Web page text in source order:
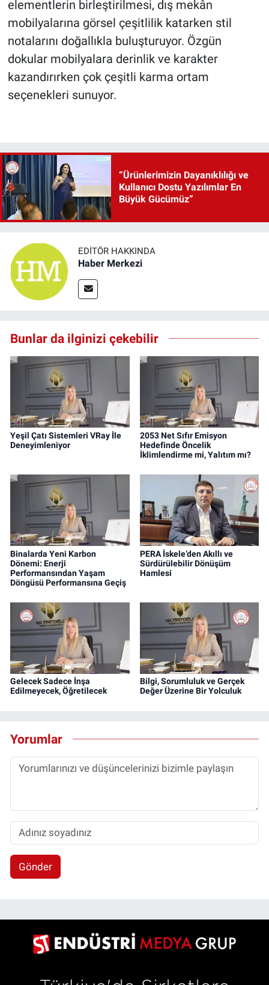
elementlerin birleştirilmesi, dış mekân
mobilyalarına görsel çeşitlilik katarken stil
notalarını doğallıkla buluşturuyor. Özgün
dokular mobilyalara derinlik ve karakter
kazandırırken çok çeşitli karma ortam
seçenekleri sunuyor.
“Ürünlerimizin Dayanıklılığı ve
Kullanıcı Dostu Yazılımlar En
Büyük Gücümüz”
EDITÖR HAKKINDA
Haber Merkezi
Bunlar da ilginizi çekebilir
Yeşil Çatı Sistemleri VRay İle
Deneyimleniyor
2053 Net Sıfır Emisyon
Hedefinde Öncelik
İklimlendirme mi, Yalıtım mı?
Binalarda Yeni Karbon
Dönemi: Enerji
Performansından Yaşam
Döngüsü Performansına Geçiş
PERA İskele’den Akıllı ve
Sürdürülebilir Dönüşüm
Hamlesi
Gelecek Sadece İnşa
Edilmeyecek, Öğretilecek
Bilgi, Sorumluluk ve Gerçek
Değer Üzerine Bir Yolculuk
Yorumlar
Gönder